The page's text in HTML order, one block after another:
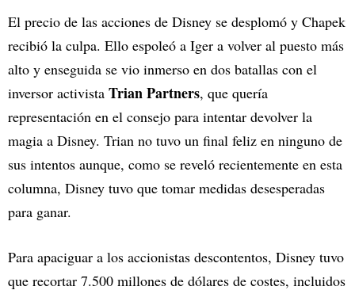
El precio de las acciones de Disney se desplomó y Chapek
recibió la culpa. Ello espoleó a Iger a volver al puesto más
alto y enseguida se vio inmerso en dos batallas con el
inversor activista Trian Partners, que quería
representación en el consejo para intentar devolver la
magia a Disney. Trian no tuvo un final feliz en ninguno de
sus intentos aunque, como se reveló recientemente en esta
columna, Disney tuvo que tomar medidas desesperadas
para ganar.
Para apaciguar a los accionistas descontentos, Disney tuvo
que recortar 7.500 millones de dólares de costes, incluidos